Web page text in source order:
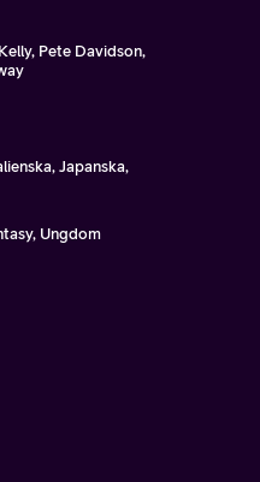
Pete Davidson,
Japanska,
Ungdom